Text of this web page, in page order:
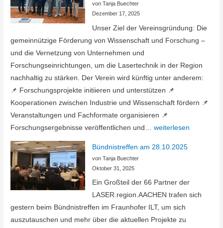
von Tanja Buechter
Dezember 17, 2025
Unser Ziel der Vereinsgründung: Die
gemeinnützige Förderung von Wissenschaft und Forschung –
und die Vernetzung von Unternehmen und
Forschungseinrichtungen, um die Lasertechnik in der Region
nachhaltig zu stärken. Der Verein wird künftig unter anderem:
📌 Forschungsprojekte initiieren und unterstützen 📌
Kooperationen zwischen Industrie und Wissenschaft fördern 📌
Veranstaltungen und Fachformate organisieren 📌
Forschungsergebnisse veröffentlichen und…Gründung
weiterlesen
Bündnistreffen am 28.10.2025
von Tanja Buechter
Oktober 31, 2025
Ein Großteil der 66 Partner der
LASER.region.AACHEN trafen sich
gestern beim Bündnistreffen im Fraunhofer ILT, um sich
auszutauschen und mehr über die aktuellen Projekte zu